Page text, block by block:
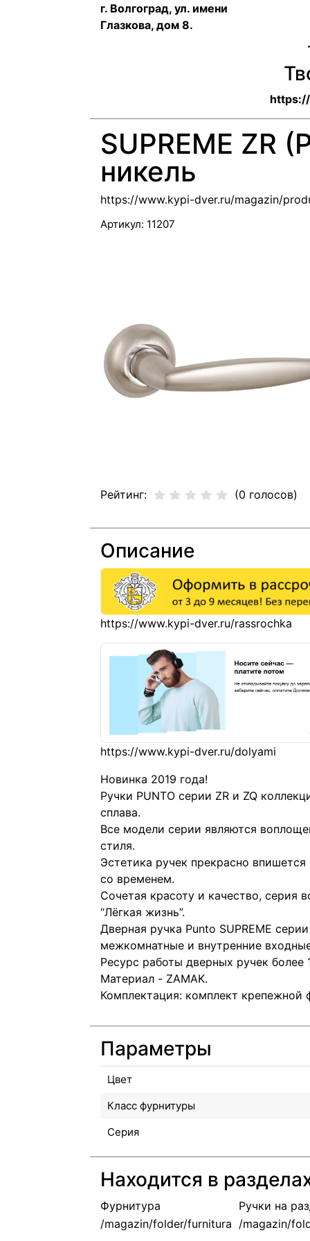
г. Волгоград, ул. имени
Глазкова, дом 8.
SUPREME ZR
никель
https://www.kypi-dver.ru/magazin/
Артикул: 11207
Рейтинг: (0 голосов)
Описание
Новинка 2019 года!
Ручки PUNTO серии ZR и ZQ
сплава.
Все модели серии являются
стиля.
Эстетика ручек прекрасно
со временем.
Сочетая красоту и качество, серия
“Лёгкая жизнь”.
Дверная ручка Punto SUPREME
межкомнатные и внутренние
Ресурс работы дверных ручек
Материал - ZAMAK.
Комплектация: комплект
Параметры
Цвет
Класс фурнитуры
Серия
Находится в
Фурнитура Ручки на